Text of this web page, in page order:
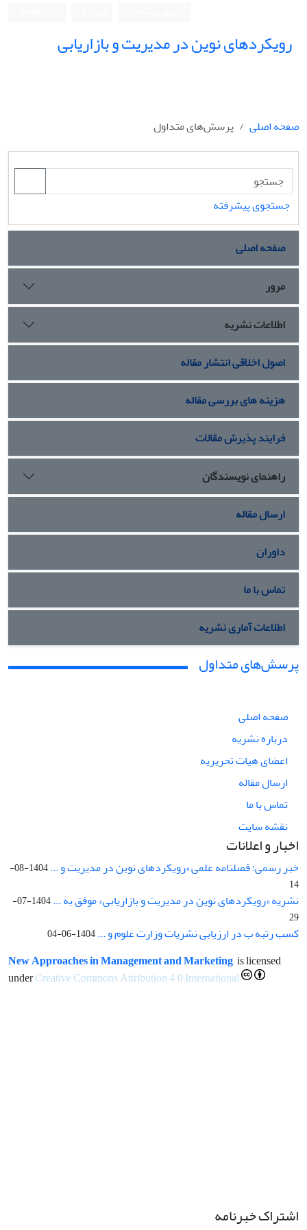
رویکردهای نوین در مدیریت و بازاریابی
صفحه اصلی پرسش‌های متداول
جستجوی پیشرفته
صفحه اصلی
مرور
اطلاعات نشریه
اصول اخلاقی انتشار مقاله
هزینه های بررسی مقاله
فرایند پذیرش مقالات
راهنمای نویسندگان
ارسال مقاله
داوران
تماس با ما
اطلاعات آماری نشریه
پرسش‌های متداول
صفحه اصلی
درباره نشریه
اعضای هیات تحریریه
ارسال مقاله
تماس با ما
نقشه سایت
اخبار و اعلانات
خبر رسمی: فصلنامه علمی «رویکردهای نوین در مدیریت و ...
1404-08-
14
نشریه «رویکردهای نوین در مدیریت و بازاریابی» موفق به ...
1404-07-
29
کسب رتبه ب در ارزیابی نشریات وزارت علوم و ...1404-06-04
New Approaches in Management and Marketing is licensed
underCreative Commons Attribution 4.0 International
اشتراک خبرنامه